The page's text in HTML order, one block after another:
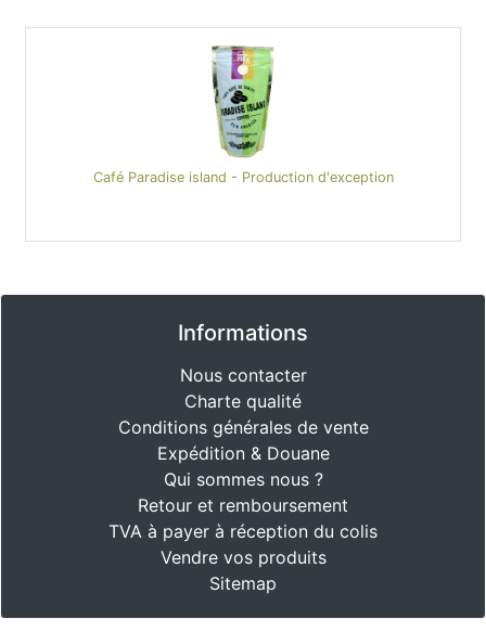
Café Paradise island - Production d'exception
Informations
Nous contacter
Charte qualité
Conditions générales de vente
Expédition & Douane
Qui sommes nous ?
Retour et remboursement
TVA à payer à réception du colis
Vendre vos produits
Sitemap